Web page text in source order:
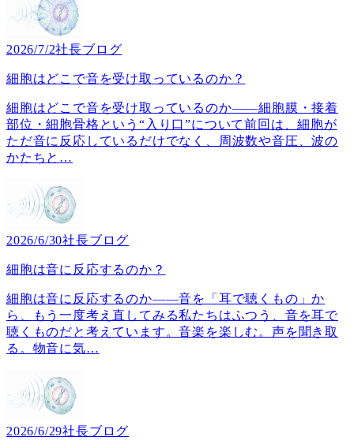
2026/7/2社長ブログ
細胞はどこで音を受け取っているのか？
細胞はどこで音を受け取っているのか――細胞膜・接着
部位・細胞骨格という“入り口”について前回は、細胞が
ただ音に反応しているだけでなく、周波数や音圧、波の
かたちと …
2026/6/30社長ブログ
細胞は音に反応するのか？
細胞は音に反応するのか――音を「耳で聴くもの」か
ら、もう一度考え直してみる私たちはふつう、音を耳で
聴くものだと考えています。音楽を楽しむ。声を聞き取
る。物音に気…
2026/6/29社長ブログ